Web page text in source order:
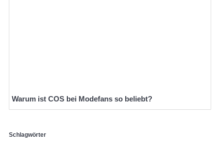
Warum ist COS bei Modefans so beliebt?
Schlagwörter